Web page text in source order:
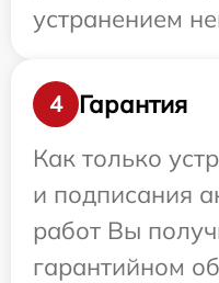
устранением
4
Гарантия
Как только
и подписания
работ Вы
гарантийном